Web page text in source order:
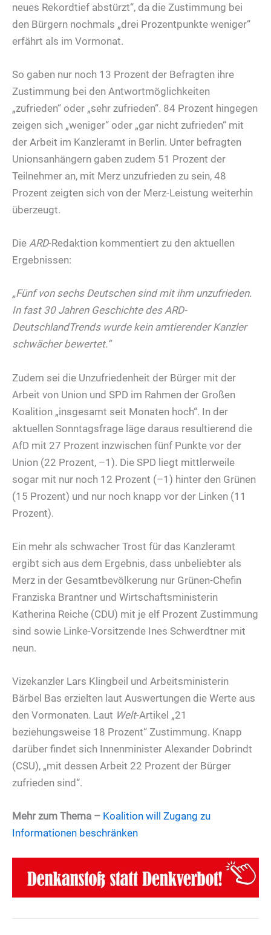
neues Rekordtief abstürzt“, da die Zustimmung bei
den Bürgern nochmals „drei Prozentpunkte weniger“
erfährt als im Vormonat.
So gaben nur noch 13 Prozent der Befragten ihre
Zustimmung bei den Antwortmöglichkeiten
„zufrieden“ oder „sehr zufrieden“. 84 Prozent hingegen
zeigen sich „weniger“ oder „gar nicht zufrieden“ mit
der Arbeit im Kanzleramt in Berlin. Unter befragten
Unionsanhängern gaben zudem 51 Prozent der
Teilnehmer an, mit Merz unzufrieden zu sein, 48
Prozent zeigten sich von der Merz-Leistung weiterhin
überzeugt.
Die ARD-Redaktion kommentiert zu den aktuellen
Ergebnissen:
„Fünf von sechs Deutschen sind mit ihm unzufrieden.
In fast 30 Jahren Geschichte des ARD-
DeutschlandTrends wurde kein amtierender Kanzler
schwächer bewertet.“
Zudem sei die Unzufriedenheit der Bürger mit der
Arbeit von Union und SPD im Rahmen der Großen
Koalition „insgesamt seit Monaten hoch“. In der
aktuellen Sonntagsfrage läge daraus resultierend die
AfD mit 27 Prozent inzwischen fünf Punkte vor der
Union (22 Prozent, –1). Die SPD liegt mittlerweile
sogar mit nur noch 12 Prozent (–1) hinter den Grünen
(15 Prozent) und nur noch knapp vor der Linken (11
Prozent).
Ein mehr als schwacher Trost für das Kanzleramt
ergibt sich aus dem Ergebnis, dass unbeliebter als
Merz in der Gesamtbevölkerung nur Grünen-Chefin
Franziska Brantner und Wirtschaftsministerin
Katherina Reiche (CDU) mit je elf Prozent Zustimmung
sind sowie Linke-Vorsitzende Ines Schwerdtner mit
neun.
Vizekanzler Lars Klingbeil und Arbeitsministerin
Bärbel Bas erzielten laut Auswertungen die Werte aus
den Vormonaten. Laut Welt-Artikel „21
beziehungsweise 18 Prozent“ Zustimmung. Knapp
darüber findet sich Innenminister Alexander Dobrindt
(CSU), „mit dessen Arbeit 22 Prozent der Bürger
zufrieden sind“.
Mehr zum Thema – Koalition will Zugang zu
Informationen beschränken